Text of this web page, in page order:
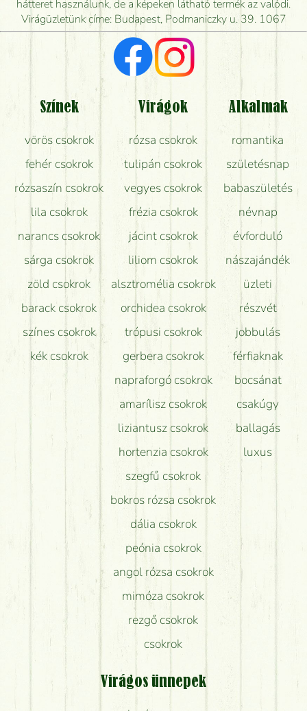
Vörös rózsát keresek, van önöknél?
Milyen visszajelzést kapok a virágküldésről?
Tényleg azt kapom, ami a képen van?
Mit kell tudni a virágcsokrok szállításáról?
Hogy marad a lehető legtovább friss a csokor?
Tudok adventi koszorút vásárolni boltban?
hátteret használunk, de a képeken látható termék az valódi.
Virágüzletünk címe: Budapest, Podmaniczky u. 39. 1067
Színek
vörös csokrok
fehér csokrok
rózsaszín csokrok
lila csokrok
narancs csokrok
sárga csokrok
zöld csokrok
barack csokrok
színes csokrok
kék csokrok
Virágok
rózsa csokrok
tulipán csokrok
vegyes csokrok
frézia csokrok
jácint csokrok
liliom csokrok
alsztromélia csokrok
orchidea csokrok
trópusi csokrok
gerbera csokrok
napraforgó csokrok
amarílisz csokrok
liziantusz csokrok
hortenzia csokrok
szegfű csokrok
bokros rózsa csokrok
dália csokrok
peónia csokrok
angol rózsa csokrok
mimóza csokrok
rezgő csokrok
csokrok
Alkalmak
romantika
születésnap
babaszületés
névnap
évforduló
nászajándék
üzleti
részvét
jobbulás
férfiaknak
bocsánat
csakúgy
ballagás
luxus
Virágos ünnepek